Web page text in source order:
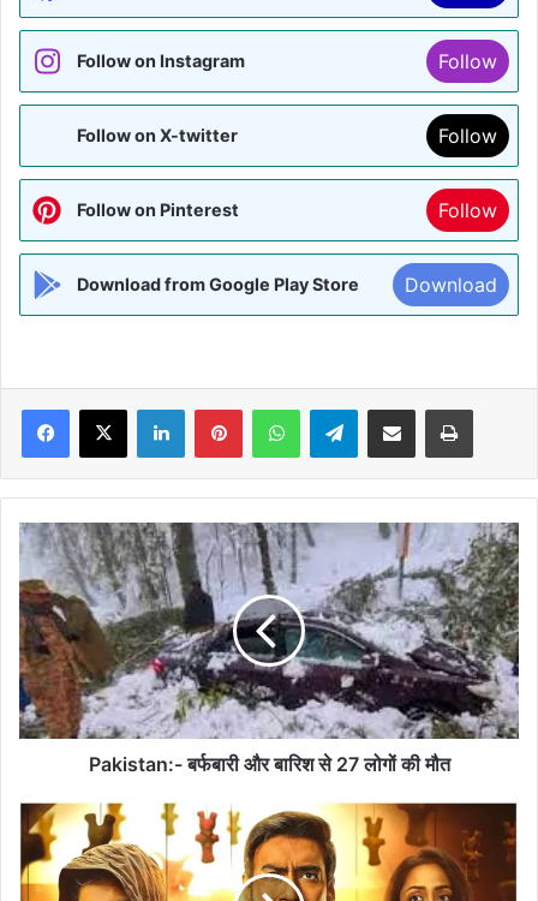
Follow on Instagram Follow
Follow on X-twitter Follow
Follow on Pinterest Follow
Download from Google Play Store Download
Facebook
X LinkedInPinterestWhatsAppTelegramShare via Email Print
Pakistan:-
बर्फबारी
और
बारिश
से
27
लोगों
की
मौत
Pakistan:- बर्फबारी और बारिश से 27 लोगों की मौत
अजय
देवगन
की
'Shaitan'